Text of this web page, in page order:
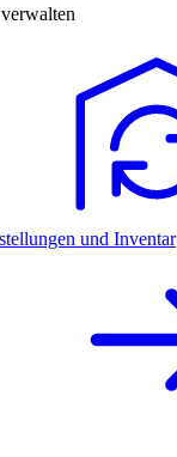
und Inventar